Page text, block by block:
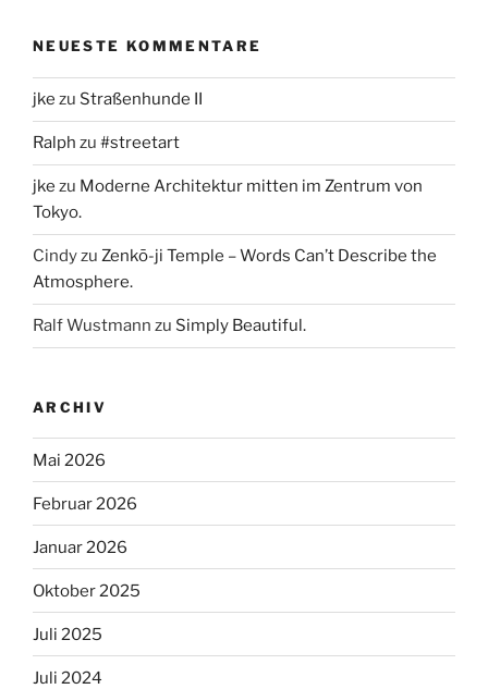
NEUESTE KOMMENTARE
jke zu Straßenhunde II
Ralph zu #streetart
jke zu Moderne Architektur mitten im Zentrum von
Tokyo.
Cindyzu Zenkō-ji Temple – Words Can’t Describe the
Atmosphere.
Ralf Wustmann zu Simply Beautiful.
ARCHIV
Mai 2026
Februar 2026
Januar 2026
Oktober 2025
Juli 2025
Juli 2024